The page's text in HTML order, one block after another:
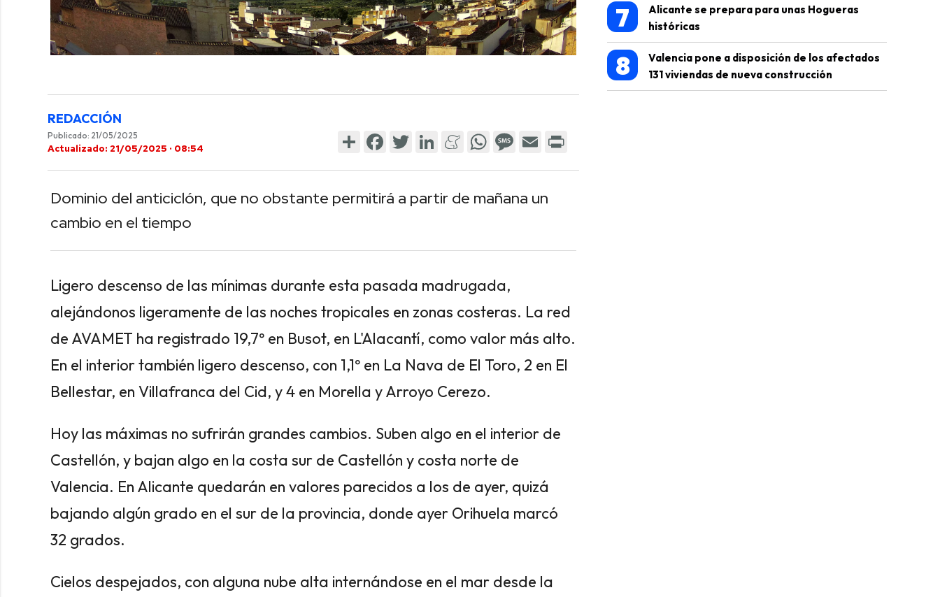
0
0
90%
REDACCIÓN
Publicado: 21/05/2025
Actualizado: 21/05/2025 · 08:54
ShareFacebook
TwitterLinkedInMeneame
WhatsApp
Message
Email
Dominio del anticiclón, que no obstante permitirá a partir de mañana un
cambio en el tiempo
Ligero descenso de las mínimas durante esta pasada madrugada,
alejándonos ligeramente de las noches tropicales en zonas costeras. La red
de AVAMET ha registrado 19,7º en Busot, en L'Alacantí, como valor más alto.
En el interior también ligero descenso, con 1,1º en La Nava de El Toro, 2 en El
Bellestar, en Villafranca del Cid, y 4 en Morella y Arroyo Cerezo.
Hoy las máximas no sufrirán grandes cambios. Suben algo en el interior de
Castellón, y bajan algo en la costa sur de Castellón y costa norte de
Valencia. En Alicante quedarán en valores parecidos a los de ayer, quizá
bajando algún grado en el sur de la provincia, donde ayer Orihuela marcó
32 grados.
Cielos despejados, con alguna nube alta internándose en el mar desde la
7
Alicante se prepara para unas Hogueras
históricas
8
Valencia pone a disposición de los afectados
131 viviendas de nueva construcción